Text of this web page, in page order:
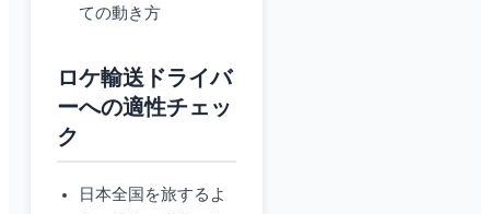
ての動き方
ロケ輸送ドライバ
ーへの適性チェッ
ク
日本全国を旅するよ